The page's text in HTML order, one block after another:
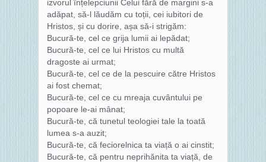
izvorul înțelepciunii Celui fără de margini s-a
adăpat, să-l lăudăm cu toții, cei iubitori de
Hristos, și cu dorire, așa să-i strigăm:
Bucură-te, cel ce grija lumii ai lepădat;
Bucură-te, cel ce lui Hristos cu multă
dragoste ai urmat;
Bucură-te, cel ce de la pescuire către Hristos
ai fost chemat;
Bucură-te, cel ce cu mreaja cuvântului pe
popoare le-ai mânat;
Bucură-te, că tunetul teologiei tale la toată
lumea s-a auzit;
Bucură-te, că feciorelnica ta viață o ai cinstit;
Bucură-te, că pentru neprihănita ta viață, de